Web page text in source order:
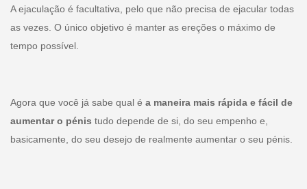
A ejaculação é facultativa, pelo que não precisa de ejacular todas
as vezes. O único objetivo é manter as ereções o máximo de
tempo possível.
Agora que você já sabe qual é a maneira mais rápida e fácil de
aumentar o pénis tudo depende de si, do seu empenho e,
basicamente, do seu desejo de realmente aumentar o seu pénis.